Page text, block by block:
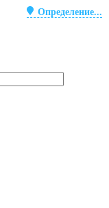
Определение...